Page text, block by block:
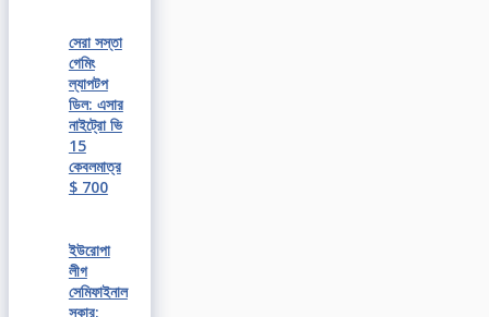
সেরা সস্তা
গেমিং
ল্যাপটপ
ডিল: এসার
নাইট্রো ভি
15
কেবলমাত্র
$ 700
ইউরোপা
লীগ
সেমিফাইনাল
সকার: